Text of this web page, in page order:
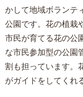
かして地域ボランテ
公園です。花の植栽
市民が育てる花の公
な市民参加型の公園
割も担っています。
がガイドをしてくれ